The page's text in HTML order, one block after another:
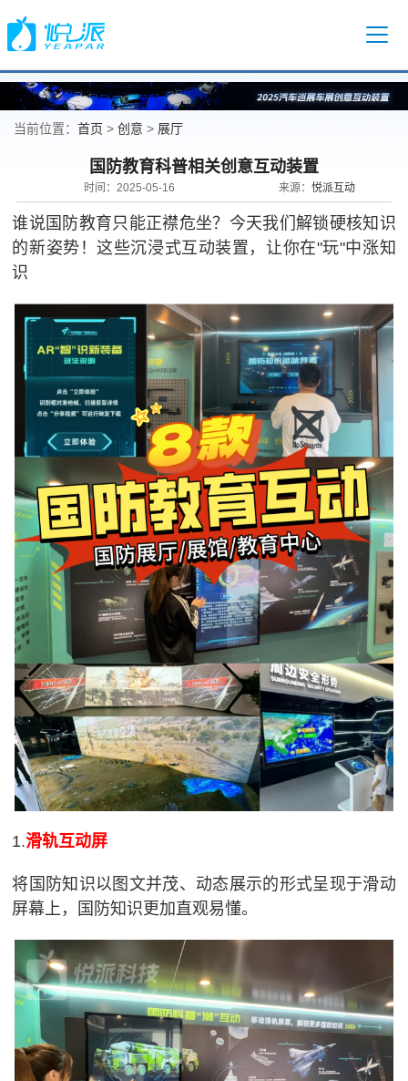
当前位置： 首页 > 创意 > 展厅
国防教育科普相关创意互动装置
时间：2025-05-16 来源： 悦派互动
谁说国防教育只能正襟危坐？今天我们解锁硬核知识
的新姿势！这些沉浸式互动装置，让你在"玩"中涨知
识
1.滑轨互动屏
将国防知识以图文并茂、动态展示的形式呈现于滑动
屏幕上，国防知识更加直观易懂。